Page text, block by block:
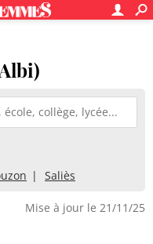
Saliès
Mise à jour le 21/11/25